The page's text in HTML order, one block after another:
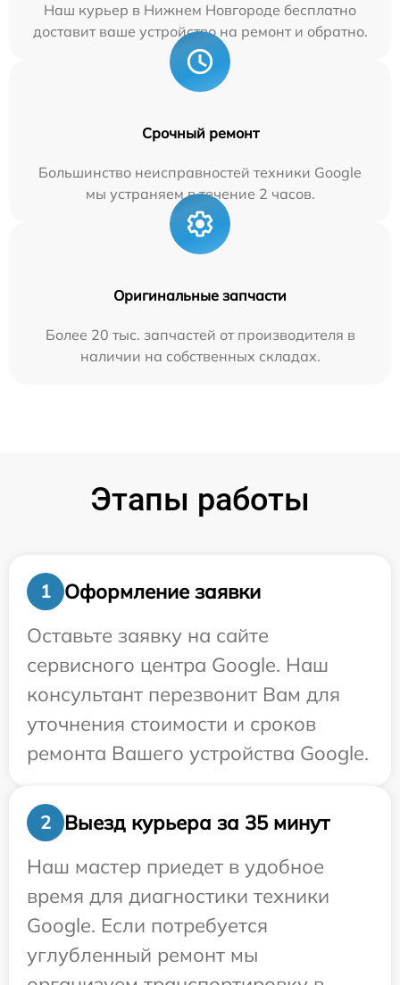
Наш курьер в Нижнем Новгороде бесплатно
доставит ваше устройство на ремонт и обратно.
Срочный ремонт
Большинство неисправностей техники Google
мы устраняем в течение 2 часов.
Оригинальные запчасти
Более 20 тыс. запчастей от производителя в
наличии на собственных складах.
Этапы работы
1
Оформление заявки
Оставьте заявку на сайте
сервисного центра Google. Наш
консультант перезвонит Вам для
уточнения стоимости и сроков
ремонта Вашего устройства Google.
2
Выезд курьера за 35 минут
Наш мастер приедет в удобное
время для диагностики техники
Google. Если потребуется
углубленный ремонт мы